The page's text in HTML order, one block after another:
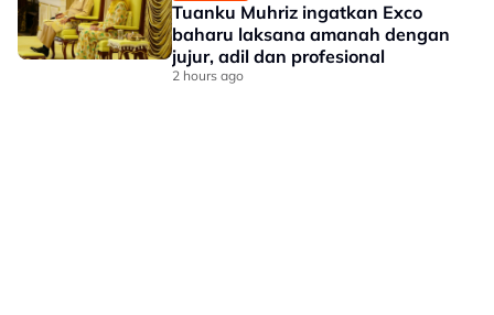
Tuanku Muhriz ingatkan Exco
baharu laksana amanah dengan
jujur, adil dan profesional
2 hours ago